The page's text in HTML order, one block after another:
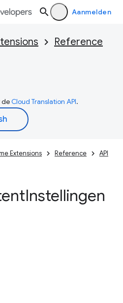
Aanmelden
Reference
deCloud Translation API.
Extensions Reference API
Instellingen